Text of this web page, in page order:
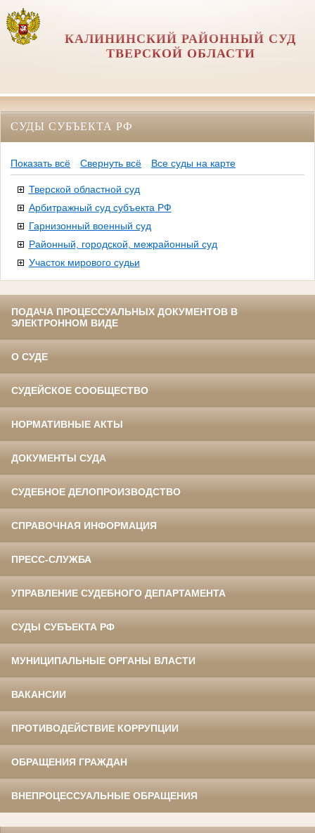
КАЛИНИНСКИЙ РАЙОННЫЙ СУД
ТВЕРСКОЙ ОБЛАСТИ
СУДЫ СУБЪЕКТА РФ
Показать всё Свернуть всё Все суды на карте
Тверской областной суд
Арбитражный суд субъекта РФ
Гарнизонный военный суд
Районный, городской, межрайонный суд
Участок мирового судьи
ПОДАЧА ПРОЦЕССУАЛЬНЫХ ДОКУМЕНТОВ В
ЭЛЕКТРОННОМ ВИДЕ
О СУДЕ
СУДЕЙСКОЕ СООБЩЕСТВО
НОРМАТИВНЫЕ АКТЫ
ДОКУМЕНТЫ СУДА
СУДЕБНОЕ ДЕЛОПРОИЗВОДСТВО
СПРАВОЧНАЯ ИНФОРМАЦИЯ
ПРЕСС-СЛУЖБА
УПРАВЛЕНИЕ СУДЕБНОГО ДЕПАРТАМЕНТА
СУДЫ СУБЪЕКТА РФ
МУНИЦИПАЛЬНЫЕ ОРГАНЫ ВЛАСТИ
ВАКАНСИИ
ПРОТИВОДЕЙСТВИЕ КОРРУПЦИИ
ОБРАЩЕНИЯ ГРАЖДАН
ВНЕПРОЦЕССУАЛЬНЫЕ ОБРАЩЕНИЯ